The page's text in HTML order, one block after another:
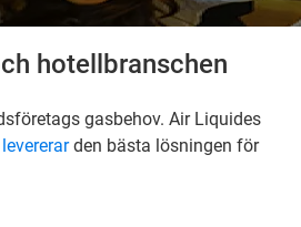
hotellbranschen
gasbehov. Air Liquides
levererarden bästa lösningen för